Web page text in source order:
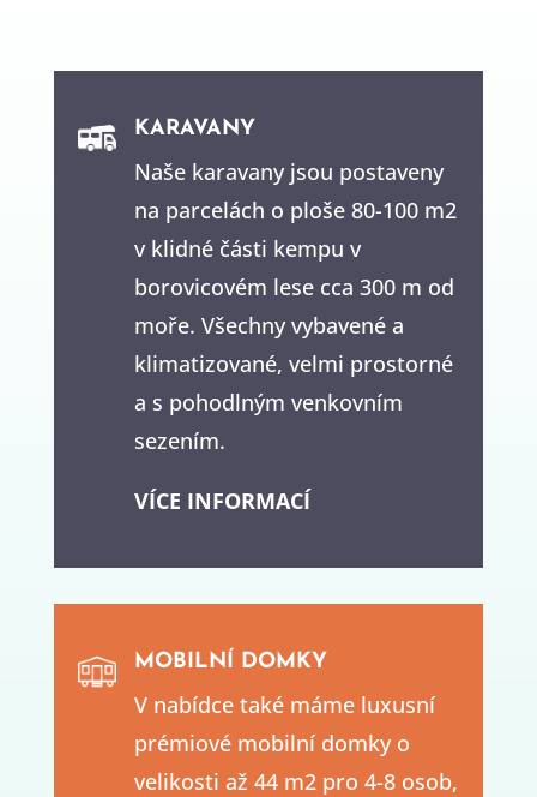
KARAVANY
Naše karavany jsou postaveny
na parcelách o ploše 80-100 m2
v klidné části kempu v
borovicovém lese cca 300 m od
moře. Všechny vybavené a
klimatizované, velmi prostorné
a s pohodlným venkovním
sezením.
VÍCE INFORMACÍ
MOBILNÍ DOMKY
V nabídce také máme luxusní
prémiové mobilní domky o
velikosti až 44 m2 pro 4-8 osob,